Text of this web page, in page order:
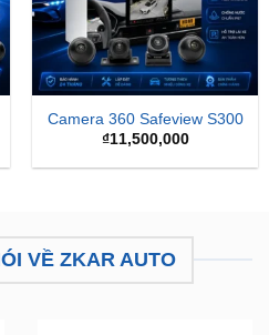
Camera 360 Safeview S300
₫11,500,000